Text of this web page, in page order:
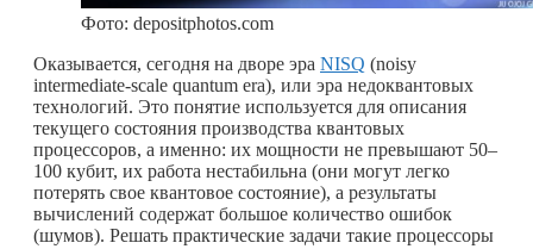
Фото: depositphotos.com
Оказывается, сегодня на дворе эра NISQ (noisy
intermediate-scale quantum era), или эра недоквантовых
технологий. Это понятие используется для описания
текущего состояния производства квантовых
процессоров, а именно: их мощности не превышают 50–
100 кубит, их работа нестабильна (они могут легко
потерять свое квантовое состояние), а результаты
вычислений содержат большое количество ошибок
(шумов). Решать практические задачи такие процессоры